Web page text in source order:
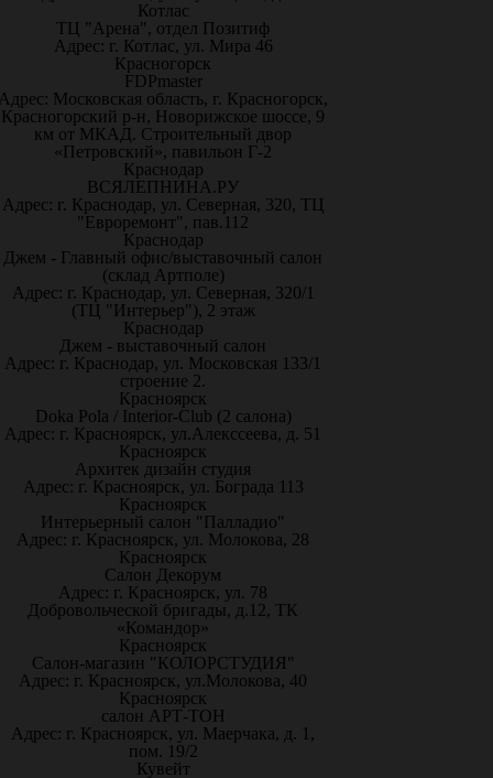
Котлас
ТЦ "Арена", отдел Позитиф
Адрес: г. Котлас, ул. Мира 46
Красногорск
FDPmaster
Московская область, г. Красногорск,
Красногорский р-н, Новорижское шоссе, 9
км от МКАД. Строительный двор
«Петровский», павильон Г-2
Краснодар
ВСЯЛЕПНИНА.РУ
Адрес: г. Краснодар, ул. Северная, 320, ТЦ
"Евроремонт", пав.112
Краснодар
Джем - Главный офис/выставочный салон
(склад Артполе)
Адрес: г. Краснодар, ул. Северная, 320/1
(ТЦ "Интерьер"), 2 этаж
Краснодар
Джем - выставочный салон
Адрес: г. Краснодар, ул. Московская 133/1
строение 2.
Красноярск
Doka Pola / Interior-Club (2 салона)
Адрес: г. Красноярск, ул.Алекссеева, д. 51
Красноярск
Архитек дизайн студия
Адрес: г. Красноярск, ул. Бограда 113
Красноярск
Интерьерный салон "Палладио"
Адрес: г. Красноярск, ул. Молокова, 28
Красноярск
Салон Декорум
Адрес: г. Красноярск, ул. 78
Добровольческой бригады, д.12, ТК
«Командор»
Красноярск
Салон-магазин "КОЛОРСТУДИЯ"
Адрес: г. Красноярск, ул.Молокова, 40
Красноярск
салон АРТ-ТОН
Адрес: г. Красноярск, ул. Маерчака, д. 1,
пом. 19/2
Кувейт